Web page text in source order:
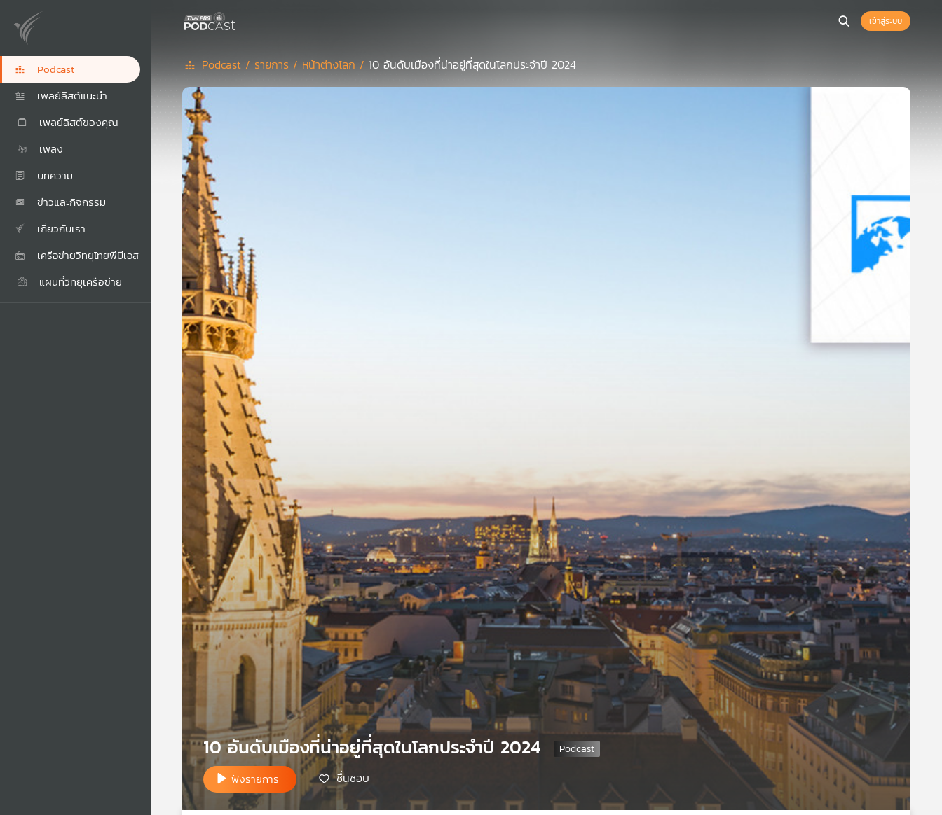
Podcast
เพลย์ลิสต์แนะนำ
เพลย์ลิสต์ของคุณ
เพลง
บทความ
ข่าวและกิจกรรม
เกี่ยวกับเรา
เครือข่ายวิทยุไทยพีบีเอส
แผนที่วิทยุเครือข่าย
เข้าสู่ระบบ
Podcast / รายการ / หน้าต่างโลก / 10 อันดับเมืองที่น่าอยู่ที่สุดในโลกประจำปี 2024
10 อันดับเมืองที่น่าอยู่ที่สุดในโลกประจำปี 2024
ฟังรายการ ชื่นชอบ